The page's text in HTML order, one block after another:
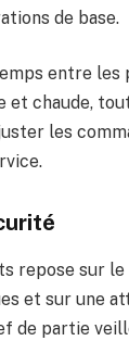
de base.
entre les
et chaude,
les
repose sur
et sur une
de partie